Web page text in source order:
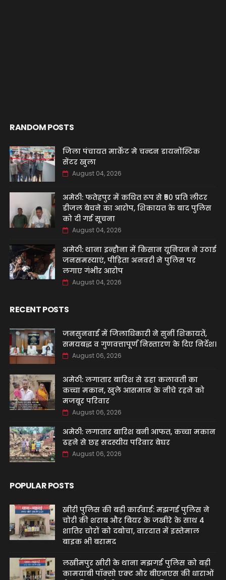
RANDOM POSTS
जिला पंचायत मार्केट मे चन्दन डायनोंस्टिक
सेंटर खुला
August 04, 2026
अमेठी: फतेहपुर में कथित रूप से ₹50 प्रति लीटर
डीजल बेचने का आरोप, शिकायत के बाद पुलिस
को दी गई सूचना
August 04, 2026
अमेठी: थाना इन्हौना में किसान यूनियन ने उठाई
जनसमस्याएं, पीड़िता अनवरी ने पुलिस पर
लगाए गंभीर आरोप
August 04, 2026
RECENT POSTS
जनसुनवाई में जिलाधिकारी ने सुनीं शिकायतें,
समयबद्ध व गुणवत्तापूर्ण निस्तारण के दिए निर्देश।
August 06, 2026
अमेठी: लगातार बारिश से ढहा कलावती का
कच्चा मकान, खुले आसमान के नीचे रहने को
मजबूर परिवार
August 06, 2026
अमेठी: लगातार बारिश बनी आफत, कच्चा मकान
ढहने से छह सदस्यीय परिवार बेघर
August 06, 2026
POPULAR POSTS
खीरी पुलिस की बड़ी कार्रवाई: मझगई पुलिस ने
चोरी की शराब और बियर के जखीरे के साथ 4
शातिर चोरों को दबोचा, वारदात में इस्तेमाल
बाइक भी बरामद
लखीमपुर खीरी के थाना मझगई पुलिस को बड़ी
कामयाबी पॉक्सो एक्ट और बीएनएस की धाराओं